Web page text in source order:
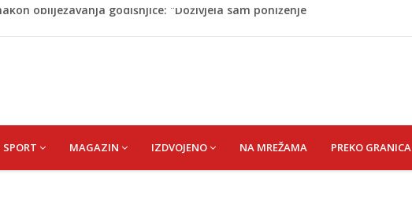
pada sa tobogana: Vlada šalje avion po njega
dojenja: Izazov s kojim se susreću mnoge mame
obilježavanja godišnjice: "Doživjela sam poniženje
sinu"
SPORT MAGAZIN IZDVOJENO NA MREŽAMA PREKO GRANICA